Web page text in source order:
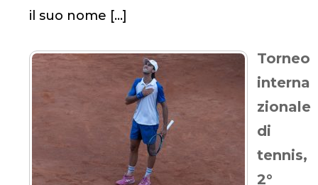
il suo nome […]
Torneo
interna
zionale
di
tennis,
2°